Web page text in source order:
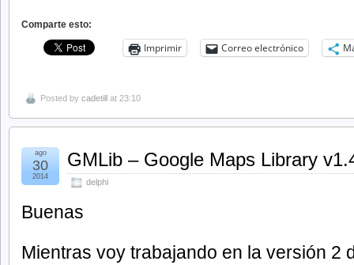
Comparte esto:
Imprimir Correo electrónico
Posted by cadetill at 23:10
GMLib – Google Maps Library
delphi
ago
30
2014
Buenas
Mientras voy trabajando en la versión 2